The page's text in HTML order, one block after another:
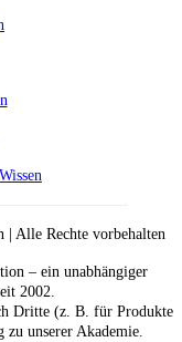
| Alle Rechte vorbehalten
– ein unabhängiger
2002.
Dritte (z. B. für Produkte
zu unserer Akademie.